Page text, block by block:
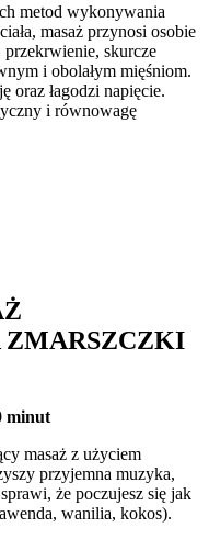
metod wykonywania
masaż przynosi osobie
przekrwienie, skurcze
i obolałym mięśniom.
oraz łagodzi napięcie.
i równowagę
ZMARSZCZKI
minut
masaż z użyciem
przyjemna muzyka,
że poczujesz się jak
wanilia, kokos).